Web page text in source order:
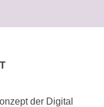
der Digital